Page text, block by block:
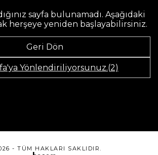
sayfa bulunamadı. Aşağıdaki
herşeye yeniden başlayabilirsiniz.
Geri Dön
Yönlendiriliyorsunuz.(2)
- TÜM HAKLARI SAKLIDIR.